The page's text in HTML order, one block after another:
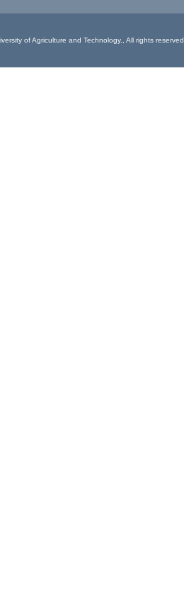
of Agriculture and Technology., All rights reserved.